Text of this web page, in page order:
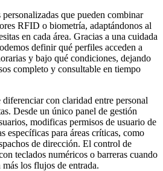
que pueden combinar
RFID o biometría, adaptándonos al
en cada área. Gracias a una cuidada
definir qué perfiles acceden a
y bajo qué condiciones, dejando
completo y consultable en tiempo
con claridad entre personal
Desde un único panel de gestión
modificas permisos de usuario de
específicas para áreas críticas, como
de dirección. El control de
teclados numéricos o barreras cuando
más los flujos de entrada.